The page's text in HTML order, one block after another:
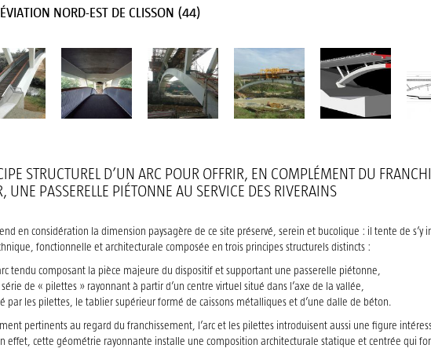
NORD-EST DE CLISSON (44)
STRUCTUREL D’UN ARC POUR OFFRIR, EN COMPLÉMENT DU
UNE PASSERELLE PIÉTONNE AU SERVICE DES RIVERAINS
en considération la dimension paysagère de ce site préservé, serein et bucolique : il tente de s’y
fonctionnelle et architecturale composée en trois principes structurels distincts :
tendu composant la pièce majeure du dispositif et supportant une passerelle piétonne,
de « pilettes » rayonnant à partir d’un centre virtuel situé dans l’axe de la vallée,
par les pilettes, le tablier supérieur formé de caissons métalliques et d’une dalle de béton.
pertinents au regard du franchissement, l’arc et les pilettes introduisent aussi une figure
effet, cette géométrie rayonnante installe une composition architecturale statique et centrée qui